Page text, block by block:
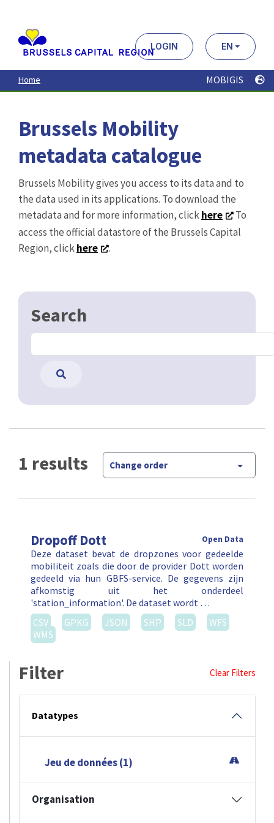
contenu
principal
LOGIN EN
Home MOBIGIS
Brussels Mobility
metadata catalogue
Brussels Mobility gives you access to its data and to
the data used in its applications. To download the
metadata and for more information, clickhere
To
access the official datastore of the Brussels Capital
Region, clickhere .
Search
1 results Change order
Dropoff Dott Open Data
Deze dataset bevat de dropzones voor gedeelde
mobiliteit zoals die door de provider Dott worden
gedeeld via hun GBFS-service. De gegevens zijn
afkomstig uit het onderdeel
'station_information'. De dataset wordt …
CSV
GPKG JSON SHP SLD
WFS
WMS
Filter Clear Filters
Datatypes
Jeu de données (1)
Organisation